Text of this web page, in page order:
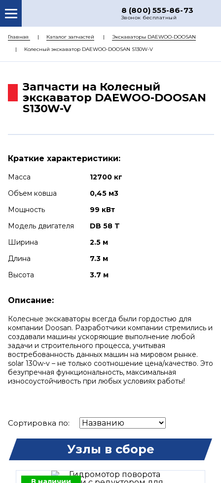
8 (800) 555-86-73
Звонок бесплатный
О НАС
КАТАЛОГ ЗАПЧАСТЕЙ
ДОСТАВКА
Главная Каталог запчастей
Экскаваторы DAEWOO-DOOSAN
Колесный экскаватор DAEWOO-DOOSAN S130W-V
Запчасти на Колесный
экскаватор DAEWOO-DOOSAN
S130W-V
Краткие характеристики:
Масса
12700 кг
Объем ковша
0,45 м3
Мощность
99 кВт
Модель двигателя
DB 58 T
Ширина
2.5 м
Длина
7.3 м
Высота
3.7 м
Описание:
Колесные экскаваторы всегда были гордостью для
компании Doosan. Разработчики компании стремились и
создавали машины ускоряющие выполнение любой
задачи и строительного процесса, учитывая
востребованность данных машин на мировом рынке.
solar 130w-v – не только соотношение цена/качество. Это
безупречная функциональность, максимальная
износоустойчивость при любых условиях работы!
Сортировка по:
Узлы в сборе